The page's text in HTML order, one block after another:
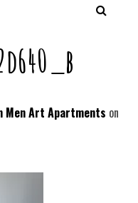
Men Art Apartments